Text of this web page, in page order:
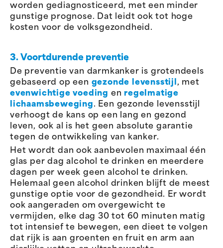
worden gediagnosticeerd, met een minder
gunstige prognose. Dat leidt ook tot hoge
kosten voor de volksgezondheid.
3. Voortdurende preventie
De preventie van darmkanker is grotendeels
gebaseerd op een gezonde levensstijl , met
evenwichtige voeding en regelmatige
lichaamsbeweging. Een gezonde levensstijl
verhoogt de kans op een lang en gezond
leven, ook al is het geen absolute garantie
tegen de ontwikkeling van kanker.
Het wordt dan ook aanbevolen maximaal één
glas per dag alcohol te drinken en meerdere
dagen per week geen alcohol te drinken.
Helemaal geen alcohol drinken blijft de meest
gunstige optie voor de gezondheid. Er wordt
ook aangeraden om overgewicht te
vermijden, elke dag 30 tot 60 minuten matig
tot intensief te bewegen, een dieet te volgen
dat rijk is aan groenten en fruit en arm aan